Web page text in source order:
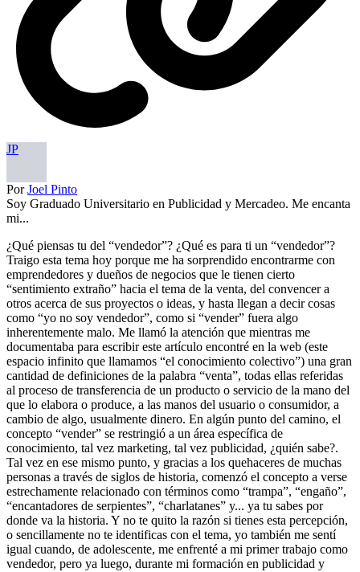
JP
PorJoel Pinto
Soy Graduado Universitario en Publicidad y Mercadeo. Me encanta
mi...
¿Qué piensas tu del “vendedor”? ¿Qué es para ti un “vendedor”?
Traigo esta tema hoy porque me ha sorprendido encontrarme con
emprendedores y dueños de negocios que le tienen cierto
“sentimiento extraño” hacia el tema de la venta, del convencer a
otros acerca de sus proyectos o ideas, y hasta llegan a decir cosas
como “yo no soy vendedor”, como si “vender” fuera algo
inherentemente malo. Me llamó la atención que mientras me
documentaba para escribir este artículo encontré en la web (este
espacio infinito que llamamos “el conocimiento colectivo”) una gran
cantidad de definiciones de la palabra “venta”, todas ellas referidas
al proceso de transferencia de un producto o servicio de la mano del
que lo elabora o produce, a las manos del usuario o consumidor, a
cambio de algo, usualmente dinero. En algún punto del camino, el
concepto “vender” se restringió a un área específica de
conocimiento, tal vez marketing, tal vez publicidad, ¿quién sabe?.
Tal vez en ese mismo punto, y gracias a los quehaceres de muchas
personas a través de siglos de historia, comenzó el concepto a verse
estrechamente relacionado con términos como “trampa”, “engaño”,
“encantadores de serpientes”, “charlatanes” y... ya tu sabes por
donde va la historia. Y no te quito la razón si tienes esta percepción,
o sencillamente no te identificas con el tema, yo también me sentí
igual cuando, de adolescente, me enfrenté a mi primer trabajo como
vendedor, pero ya luego, durante mi formación en publicidad y